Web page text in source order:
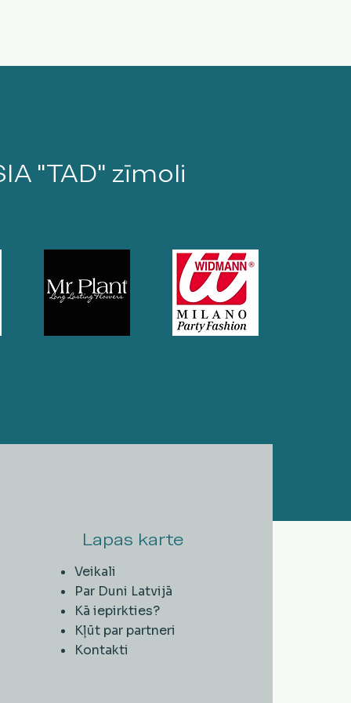
"TAD" zīmoli
Lapas karte
Veikali
Par Duni Latvijā
Kā iepirkties?
Kļūt par partneri
Kontakti